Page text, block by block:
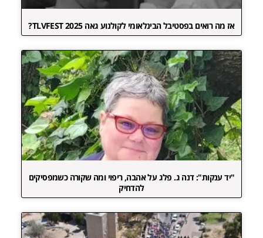
אז מה רואים בפסטיבל הבינלאומי לקולנוע גאה TLVFEST 2025?
"יד ענקות": דנה ג. פלג על אהבה, ריפוי ומה שקורה כשמפסיקים
להדחיק